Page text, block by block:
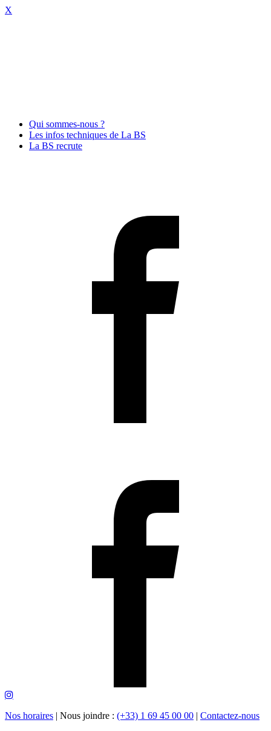
X
Qui sommes-nous ?
Les infos techniques de La BS
La BS recrute
Nos horaires | Nous joindre : (+33) 1 69 45 00 00 | Contactez-nous